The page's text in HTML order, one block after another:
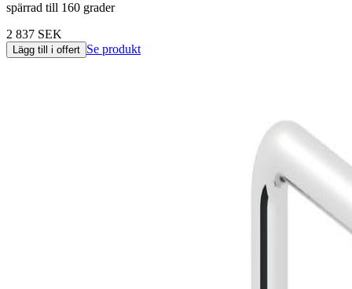
spärrad till 160 grader
2 837 SEK
Lägg till i offert Se produkt